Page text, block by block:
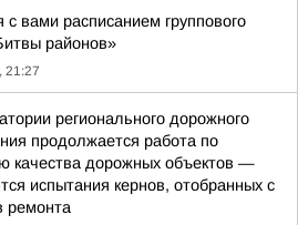
вами расписанием группового
районов»
21:27
регионального дорожного
продолжается работа по
качества дорожных объектов —
испытания кернов, отобранных с
ремонта